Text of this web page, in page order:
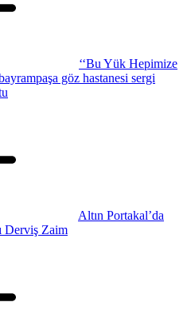
‘‘Bu Yük Hepimize
göz hastanesi sergi
Altın Portakal’da
Derviş Zaim